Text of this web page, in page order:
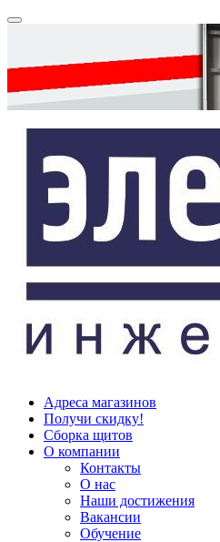
Адреса магазинов
Получи скидку!
Сборка щитов
О компании
Контакты
О нас
Наши достижения
Вакансии
Обучение